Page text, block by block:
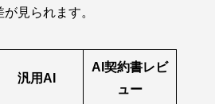
見られます。
汎用AI
AI契約書レビ
ュー